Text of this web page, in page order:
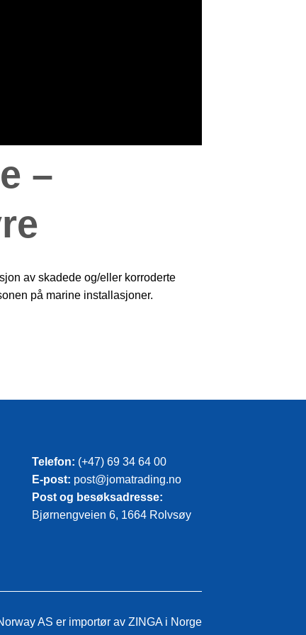
–
av skadede og/eller korroderte
på marine installasjoner.
Telefon: (+47) 69 34 64 00
E-post: post@jomatrading.no
Post og besøksadresse:
Bjørnengveien 6, 1664 Rolvsøy
AS er importør av ZINGA i Norge